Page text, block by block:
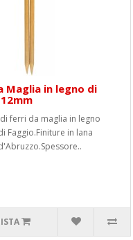
Maglia in legno di
ferri da maglia in legno
Faggio.Finiture in lana